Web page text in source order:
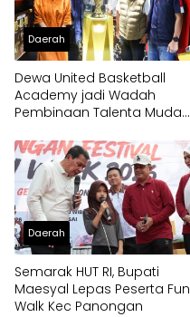
Daerah
Dewa United Basketball
Academy jadi Wadah
Pembinaan Talenta Muda
Daerah
Semarak HUT RI, Bupati
Maesyal Lepas Peserta Fun
Walk Kec Panongan